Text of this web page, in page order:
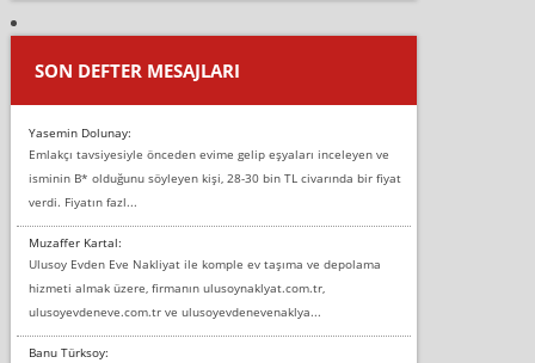
SON DEFTER MESAJLARI
Yasemin Dolunay:
Emlakçı tavsiyesiyle önceden evime gelip eşyaları inceleyen ve
isminin B* olduğunu söyleyen kişi, 28-30 bin TL civarında bir fiyat
verdi. Fiyatın fazl...
Muzaffer Kartal:
Ulusoy Evden Eve Nakliyat ile komple ev taşıma ve depolama
hizmeti almak üzere, firmanın ulusoynaklyat.com.tr,
ulusoyevdeneve.com.tr ve ulusoyevdenevenaklya...
Banu Türksoy: